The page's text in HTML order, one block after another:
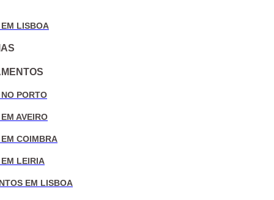
LISBOA
PORTO
AVEIRO
COIMBRA
LEIRIA
EM LISBOA